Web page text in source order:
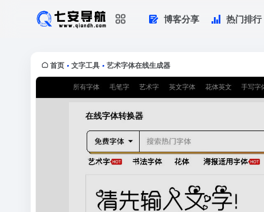
博客分享 热门排行
首页 • 文字工具 • 艺术字体在线生成器